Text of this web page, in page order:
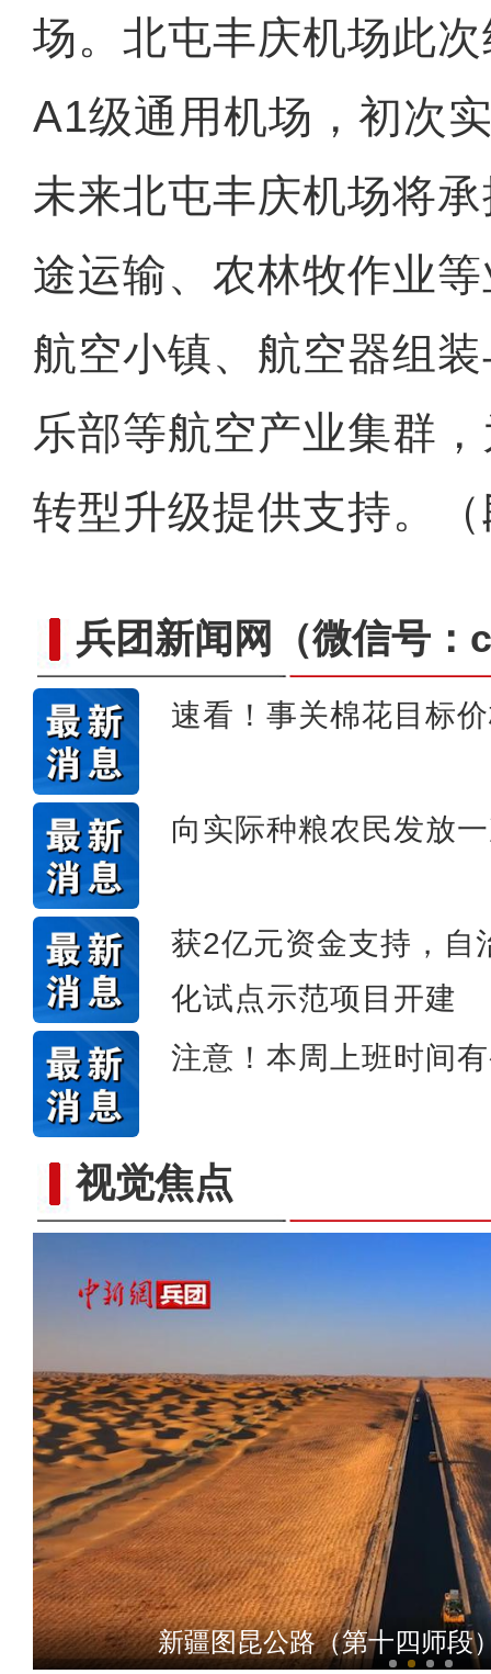
场。北屯丰庆机场此
A1级通用机场，初次
未来北屯丰庆机场将
途运输、农林牧作业
航空小镇、航空器组
乐部等航空产业集群
转型升级提供支持。
兵团新闻网 （微信号
速看！事关棉花目标
向实际种粮农民发放
获2亿元资金支持，自
化试点示范项目开建
注意！本周上班时间
视觉焦点新疆温宿县：无人机飞防作
新疆图昆公路（第十四师段